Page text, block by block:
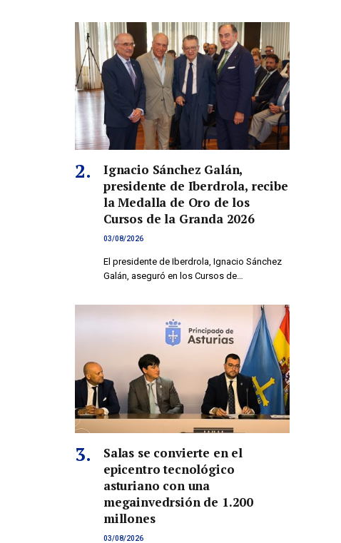
Ignacio Sánchez Galán,
presidente de Iberdrola, recibe
la Medalla de Oro de los
Cursos de la Granda 2026
03/08/2026
El presidente de Iberdrola, Ignacio Sánchez
Galán, aseguró en los Cursos de…
Salas se convierte en el
epicentro tecnológico
asturiano con una
megainvedrsión de 1.200
millones
03/08/2026